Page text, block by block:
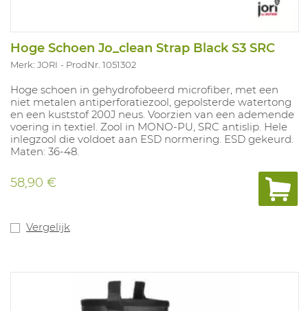
Hoge Schoen Jo_clean Strap Black S3 SRC
Merk: JORI ProdNr. 1051302
Hoge schoen in gehydrofobeerd microfiber, met een
niet metalen antiperforatiezool, gepolsterde watertong
en een kuststof 200J neus. Voorzien van een ademende
voering in textiel. Zool in MONO-PU, SRC antislip. Hele
inlegzool die voldoet aan ESD normering. ESD gekeurd.
Maten: 36-48.
58,90 €
Vergelijk